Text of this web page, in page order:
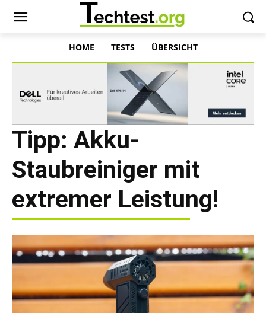
HOME TESTS ÜBERSICHT
Tipp: Akku-
Staubreiniger mit
extremer Leistung!